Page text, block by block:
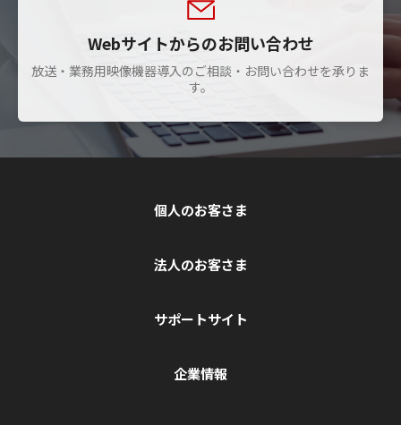
Webサイトからのお問い合わせ
放送・業務用映像機器導入のご相談・お問い合わせを承りま
す。
個人のお客さま
法人のお客さま
サポートサイト
企業情報